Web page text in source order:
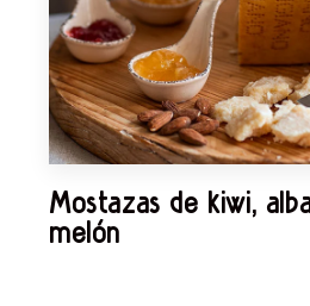
Mostazas de kiwi,
melón